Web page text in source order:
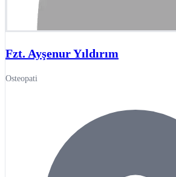
Fzt. Ayşenur Yıldırım
Osteopati